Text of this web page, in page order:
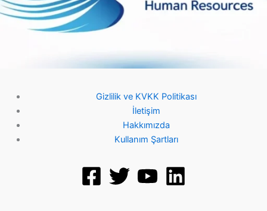
Gizlilik ve KVKK Politikası
İletişim
Hakkımızda
Kullanım Şartları